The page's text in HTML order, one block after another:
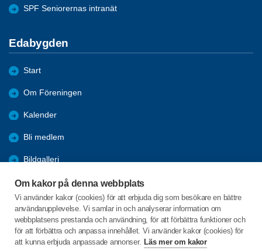
Om kakor på denna webbplats
Vi använder kakor (cookies) för att erbjuda dig som besökare en bättre
användarupplevelse. Vi samlar in och analyserar information om
webbplatsens prestanda och användning, för att förbättra funktioner och
för att förbättra och anpassa innehållet. Vi använder kakor (cookies) för
att kunna erbjuda anpassade annonser. Läs mer om kakor
SPF Seniorernas intranät
Edabygden
Start
Om Föreningen
Kalender
Bli medlem
Bildgalleri
Aktiviteter
Referat
Länkar